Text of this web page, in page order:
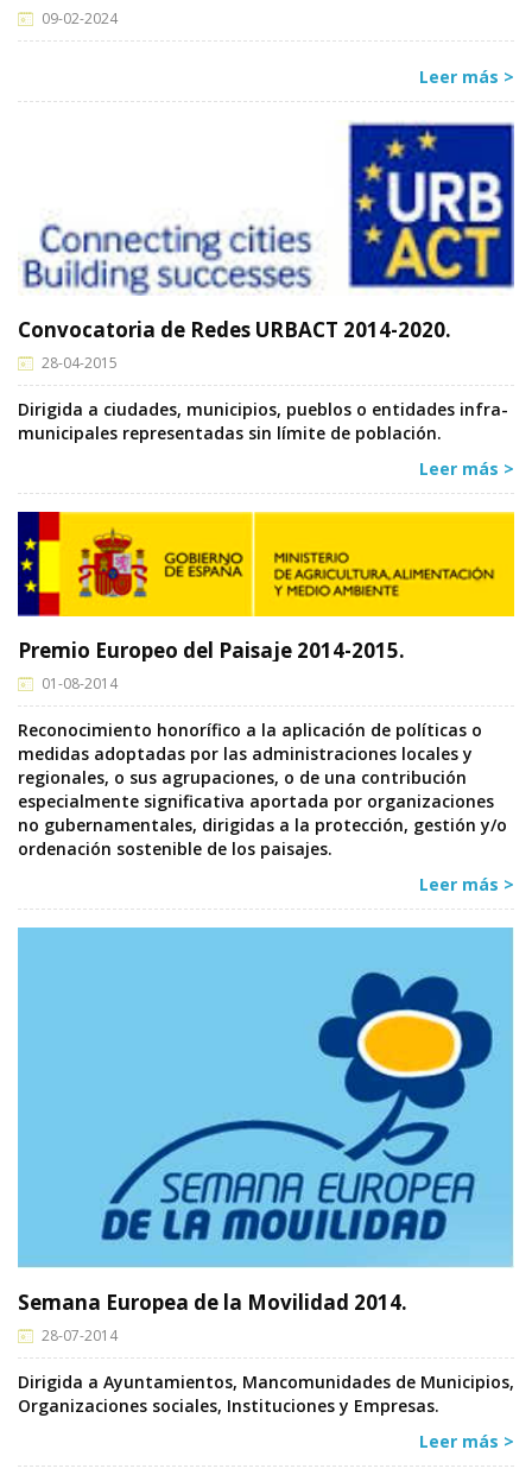
09-02-2024
Leer más >
Convocatoria de Redes URBACT 2014-2020.
28-04-2015
Dirigida a ciudades, municipios, pueblos o entidades infra-
municipales representadas sin límite de población.
Leer más >
Premio Europeo del Paisaje 2014-2015.
01-08-2014
Reconocimiento honorífico a la aplicación de políticas o
medidas adoptadas por las administraciones locales y
regionales, o sus agrupaciones, o de una contribución
especialmente significativa aportada por organizaciones
no gubernamentales, dirigidas a la protección, gestión y/o
ordenación sostenible de los paisajes.
Leer más >
Semana Europea de la Movilidad 2014.
28-07-2014
Dirigida a Ayuntamientos, Mancomunidades de Municipios,
Organizaciones sociales, Instituciones y Empresas.
Leer más >